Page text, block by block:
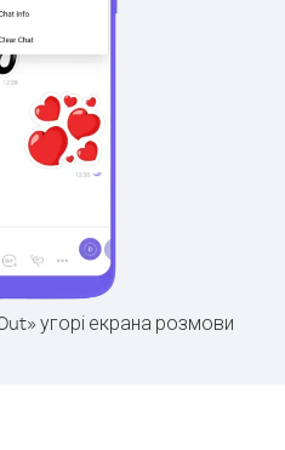
угорі екрана розмови